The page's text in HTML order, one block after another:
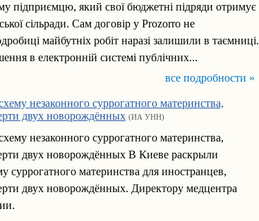
підприємцю, який свої бюджетні підряди отримує
сільради. Сам договір у Prozorro не
майбутніх робіт наразі залишили в таємниці.
в електронній системі публічних...
все подробности »
незаконного суррогатного материнства,
двух новорождённых (ИА УНН)
незаконного суррогатного материнства,
двух новорождённых В Киеве раскрыли
суррогатного материнства для иностранцев,
двух новорождённых. Директору медцентра